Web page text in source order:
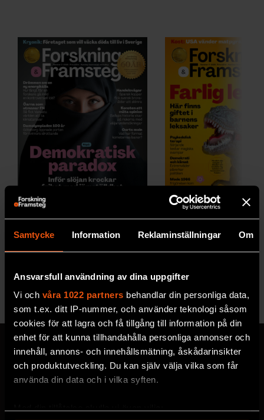
Samtycke Information Reklaminställningar Om
Ansvarsfull användning av dina uppgifter
Vi och våra 1022 partners behandlar din personliga data,
som t.ex. ditt IP-nummer, och använder teknologi såsom
cookies för att lagra och få tillgång till information på din
enhet för att kunna tillhandahålla personliga annonser och
innehåll, annons- och innehållsmätning, åskådarinsikter
och produktutveckling. Du kan själv välja vilka som får
använda din data och i vilka syften.
2026/5 2026/4
Se alla utgåvor
MISSA ALDRIG EN NYHET
Prenumerera på F&F:s